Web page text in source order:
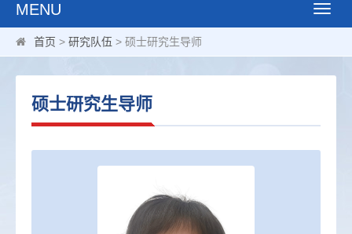
MENU
Toggle
首页 > 研究队伍 > 硕士研究生导师
硕士研究生导师